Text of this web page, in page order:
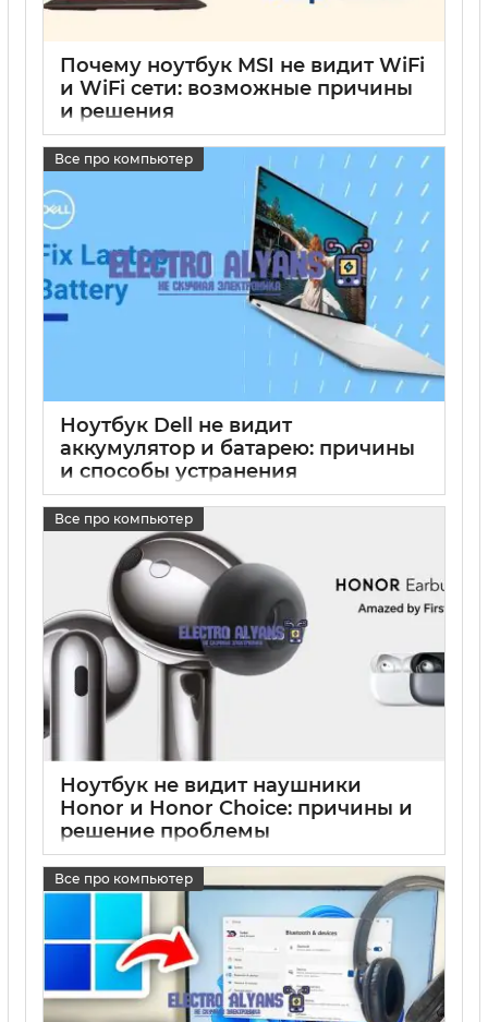
Почему ноутбук MSI не видит WiFi
и WiFi сети: возможные причины
и решения
17 05 2025 0
Все про компьютер
Ноутбук Dell не видит
аккумулятор и батарею: причины
и способы устранения
17 05 2025 0
Все про компьютер
Ноутбук не видит наушники
Honor и Honor Choice: причины и
решение проблемы
17 05 2025 0
Все про компьютер